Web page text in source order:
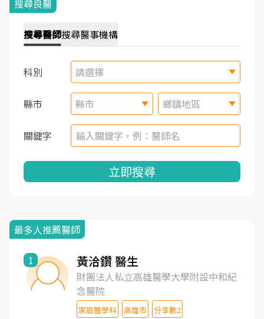
搜尋良醫
搜尋醫師搜尋醫事機構
科別 請選擇
縣市 縣市 鄉鎮地區
關鍵字
立即搜尋
最多人推薦醫師
1 黃洽鑽 醫生
財團法人私立高雄醫學大學附設中和紀
念醫院
家庭醫學科 高雄市 分享數2